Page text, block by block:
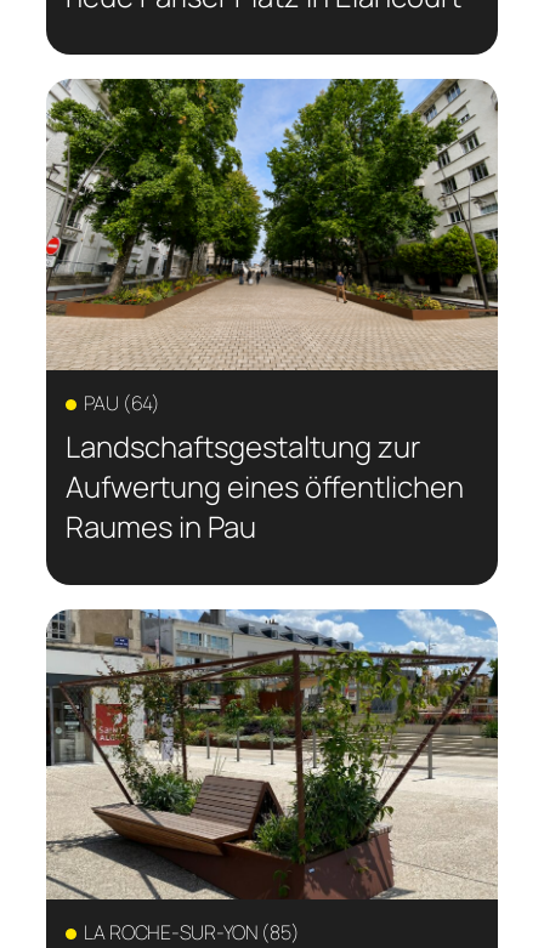
PAU (64)
Landschaftsgestaltung zur
Aufwertung eines öffentlichen
Raumes in Pau
LA ROCHE-SUR-YON (85)